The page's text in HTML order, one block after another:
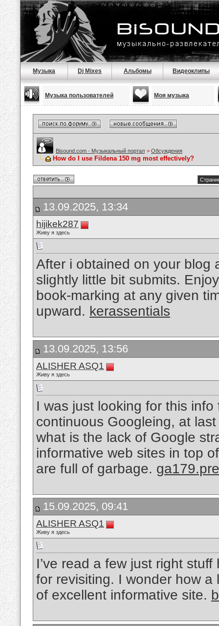
Музыка Dj Mixes Альбомы Видеоклипы
Музыка пользователей Моя музыка
Bisound.com - Музыкальный портал > Обсуждения
How do I use Fildena 150 mg most effectively?
13.09.2025, 13:34
hijikek287
Живу я здесь
After i obtained on your blog
slightly little bit submits.
book-marking at any given
upward. kerassentials
13.09.2025, 13:56
ALISHER ASQ1
Живу я здесь
I was just looking for this
continuous Googleing, at
what is the lack of Google
informative web sites in top
are full of garbage.
15.09.2025, 09:41
ALISHER ASQ1
Живу я здесь
I’ve read a few just right
for revisiting. I wonder how
of excellent informative site.